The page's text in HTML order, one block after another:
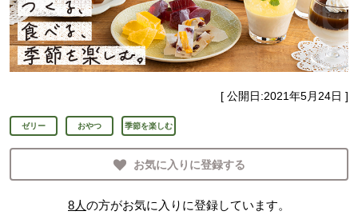
[ 公開日:2021年5月24日 ]
ゼリー おやつ 季節を楽しむ
お気に入りに登録する
8人の方がお気に入りに登録しています。